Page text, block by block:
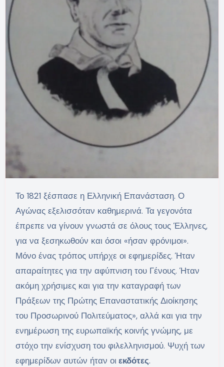
Το 1821 ξέσπασε η Ελληνική Επανάσταση. Ο
Αγώνας εξελισσόταν καθημερινά. Τα γεγονότα
έπρεπε να γίνουν γνωστά σε όλους τους Έλληνες,
για να ξεσηκωθούν και όσοι «ήσαν φρόνιμοι».
Μόνο ένας τρόπος υπήρχε οι εφημερίδες. Ήταν
απαραίτητες για την αφύπνιση του Γένους. Ήταν
ακόμη χρήσιμες και για την καταγραφή των
Πράξεων της Πρώτης Επαναστατικής Διοίκησης
του Προσωρινού Πολιτεύματος», αλλά και για την
ενημέρωση της ευρωπαϊκής κοινής γνώμης, με
στόχο την ενίσχυση του φιλελληνισμού. Ψυχή των
εφημερίδων αυτών ήταν οι εκδότες.